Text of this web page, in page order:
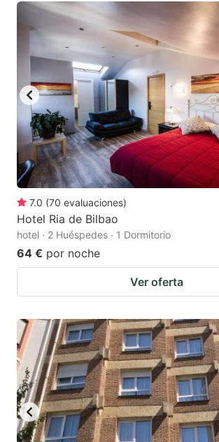
7.0 (70 evaluaciones)
Hotel Ria de Bilbao
hotel · 2 Huéspedes · 1 Dormitorio
64 € por noche
Ver oferta